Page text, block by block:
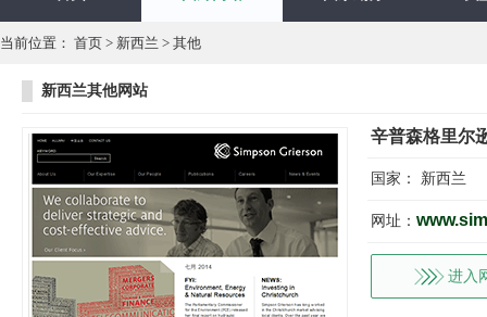
当前位置： 首页 > 新西兰 > 其他
新西兰其他网站
辛普森格里尔
国家： 新西兰
网址：
进入